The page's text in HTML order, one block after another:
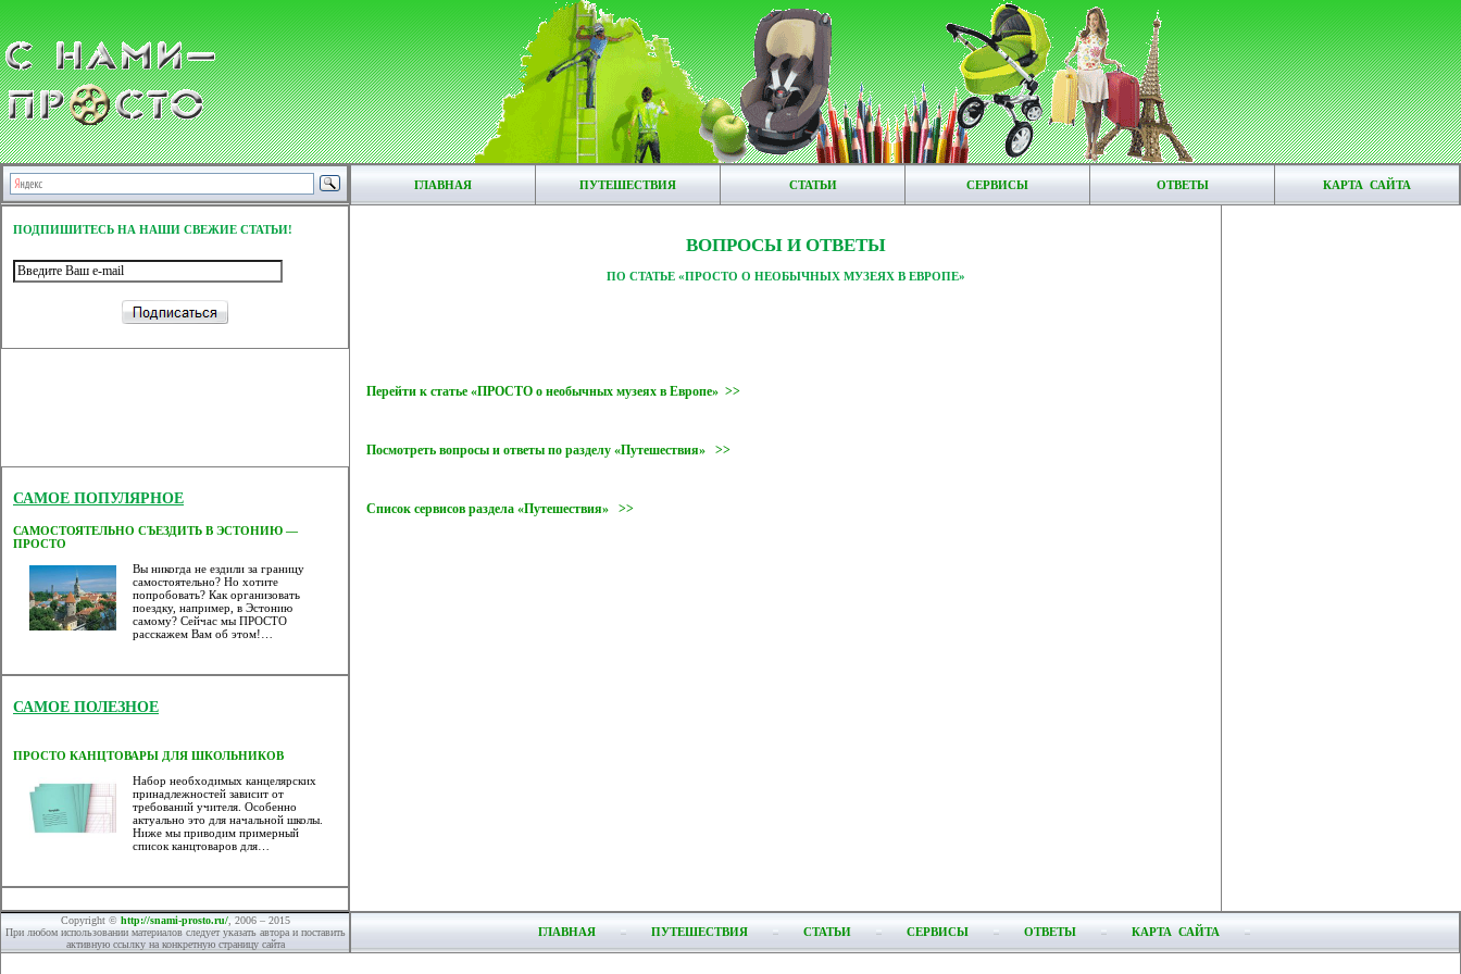
ГЛАВНАЯ ПУТЕШЕСТВИЯ СТАТЬИ СЕРВИСЫ ОТВЕТЫ КАРТА САЙТА
ПОДПИШИТЕСЬ НА НАШИ СВЕЖИЕ СТАТЬИ!
САМОЕ ПОПУЛЯРНОЕ
САМОСТОЯТЕЛЬНО СЪЕЗДИТЬ В ЭСТОНИЮ —
ПРОСТО
Вы никогда не ездили за границу
самостоятельно? Но хотите
попробовать? Как организовать
поездку, например, в Эстонию
самому? Сейчас мы ПРОСТО
расскажем Вам об этом!…
САМОЕ ПОЛЕЗНОЕ
ПРОСТО КАНЦТОВАРЫ ДЛЯ ШКОЛЬНИКОВ
Набор необходимых канцелярских
принадлежностей зависит от
требований учителя. Особенно
актуально это для начальной школы.
Ниже мы приводим примерный
список канцтоваров для…
ВОПРОСЫ И ОТВЕТЫ
ПО СТАТЬЕ «ПРОСТО О НЕОБЫЧНЫХ МУЗЕЯХ В ЕВРОПЕ»
Перейти к статье «ПРОСТО о необычных музеях в Европе» >>
Посмотреть вопросы и ответы по разделу «Путешествия» >>
Список сервисов раздела «Путешествия» >>
Copyright © http://snami-prosto.ru/, 2006 – 2015
При любом использовании материалов следует указать автора и поставить
активную ссылку на конкретную страницу сайта
ГЛАВНАЯ ПУТЕШЕСТВИЯ СТАТЬИ СЕРВИСЫ ОТВЕТЫ КАРТА САЙТА